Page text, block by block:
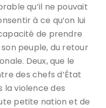
qu’il ne pouvait
à ce qu’on lui
de prendre
peuple, du retour
Deux, que le
des chefs d’État
la violence des
petite nation et de